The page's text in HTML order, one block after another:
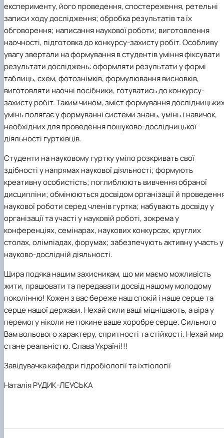
експерименту, його проведення, спостереження, ретельні
записи ходу дослідження; обробка результатів та їх
обговорення; написання наукової роботи; виготовлення
наочності, підготовка до конкурсу-захисту робіт.Особливу
увагу звертали на формування в студентів уміння фіксувати
результати досліджень: оформляти результати у формі
таблиць, схем, фотознімків, формулювання висновків,
виготовляти наочні посібники, готуватись до конкурсу-
захисту робіт. Таким чином, зміст формування
умінь полягає у формуванні системи знань, умінь і навичок,
необхідних для проведення пошуково-дослідницької
діяльності гуртківців.
Студенти на науковому гуртку уміло розкривать свої
здібності у напрямах наукової діяльності; формують
креативну особистість; поглиблюють вивчення обраної
дисципліни; обмінюються досвідом організації й
наукової роботи серед членів гуртка; набувають досвіду у
організації та участі у науковій роботі, зокрема у
конференціях, семінарах, наукових конкурсах, круглих
столах, олімпіадах, форумах; забезпечують активну участь у
науково-дослідній діяльності.
Щира подяка нашим захисникам, що ми маємо можливість
жити, працювати та передавати досвід нашому молодому
поколінню! Кожен з вас береже наш спокій і наше серце та
серце нашої держави. Нехай сили ваші міцнішають, а віра у
перемогу ніколи не покине ваше хоробре серце. Сильного
Вам вольового характеру, спритності та стійкості. Нехай мир
стане реальністю. Слава Україні!!!
Завідувачка кафедри гідробіології та іхтіології
Наталія РУДИК-ЛЕУСЬКА